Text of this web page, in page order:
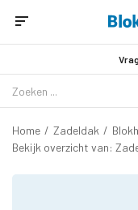
Home / Zadeldak /
Bekijk overzicht van: